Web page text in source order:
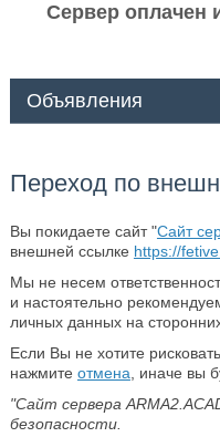
Сервер оплачен
Объявления
Переход по
Вы покидаете сайт "Сайт
внешней ссылке https://
Мы не несем
и настоятельно
личных данных на
Если Вы не хотите
нажмите отмена , иначе вы
"Сайт сервера
безопасности.